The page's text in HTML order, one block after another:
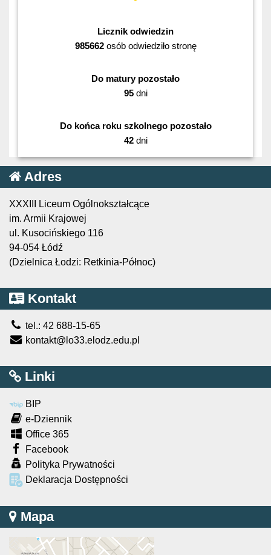
Licznik odwiedzin
985662osób odwiedziło stronę
Do matury pozostało
95dni
Do końca roku szkolnego pozostało
42dni
Adres
XXXIII Liceum Ogólnokształcące
im. Armii Krajowej
ul. Kusocińskiego 116
94-054 Łódź
(Dzielnica Łodzi: Retkinia-Północ)
Kontakt
tel.: 42 688-15-65
kontakt@lo33.elodz.edu.pl
Linki
BIP
e-Dziennik
Office 365
Facebook
Polityka Prywatności
Deklaracja Dostępności
Mapa